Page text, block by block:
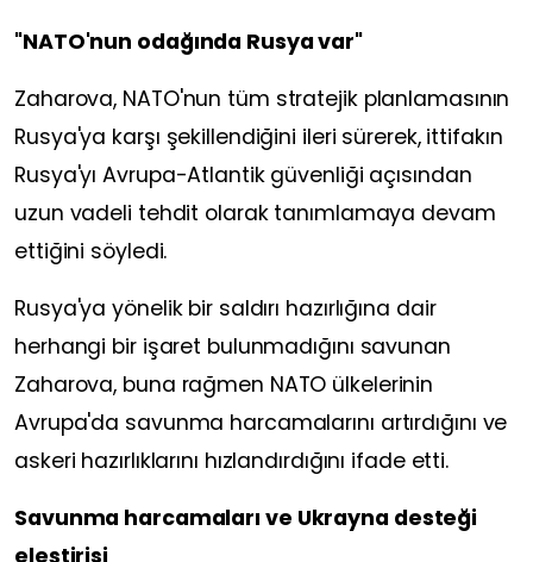
"NATO'nun odağında Rusya var"
Zaharova, NATO'nun tüm stratejik planlamasının
Rusya'ya karşı şekillendiğini ileri sürerek, ittifakın
Rusya'yı Avrupa-Atlantik güvenliği açısından
uzun vadeli tehdit olarak tanımlamaya devam
ettiğini söyledi.
Rusya'ya yönelik bir saldırı hazırlığına dair
herhangi bir işaret bulunmadığını savunan
Zaharova, buna rağmen NATO ülkelerinin
Avrupa'da savunma harcamalarını artırdığını ve
askeri hazırlıklarını hızlandırdığını ifade etti.
Savunma harcamaları ve Ukrayna desteği
eleştirisi